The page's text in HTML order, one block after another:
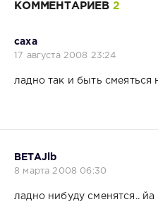
КОММЕНТАРИЕВ 2
саха
17 августа 2008 23:24
ладно так и быть смеяться
BETAJlb
8 марта 2008 06:30
ладно нибуду сменятся.. йа